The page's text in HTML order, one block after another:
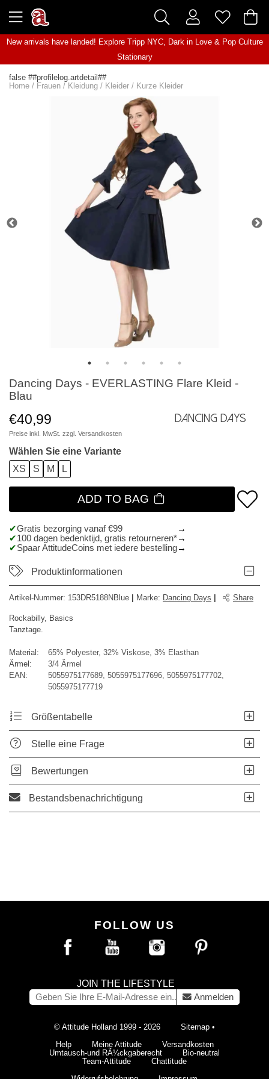
New arrivals have landed! Explore Tripp NYC, Dark in Love& Pop Culture
Stationary
false ##profilelog.artdetail##
Home / Frauen / Kleidung / Kleider / Kurze Kleider
Dancing Days - EVERLASTING Flare Kleid -
Blau
€40,99
Preise inkl. MwSt. zzgl. Versandkosten
Dancing Days
Wählen Sie eine Variante
XS
S M L
ADD TO BAG
Gratis bezorging vanaf €99
100 dagen bedenktijd, gratis retourneren*
Spaar AttitudeCoins met iedere bestelling
Produktinformationen
Artikel-Nummer: 153DR5188NBlue Marke: Dancing Days Share
Rockabilly, Basics
Tanztage.
Material:
65% Polyester, 32% Viskose, 3% Elasthan
Ärmel:
3/4 Ärmel
EAN:
5055975177689, 5055975177696, 5055975177702,
5055975177719
Größentabelle
Stelle eine Frage
Bewertungen
Bestandsbenachrichtigung
FOLLOW US
JOIN THE LIFESTYLE
Anmelden
© Attitude Holland 1999 - 2026 Sitemap •
Help
Meine Attitude
Versandkosten
Umtausch-und RÃ¼ckgaberecht
Bio-neutral
Team-Attitude
Chattitude